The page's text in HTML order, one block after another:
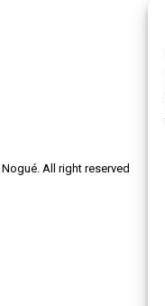
All right reserved